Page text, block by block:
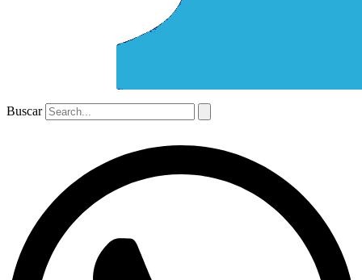
Buscar